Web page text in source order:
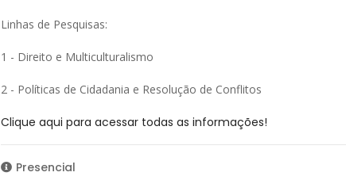
Linhas de Pesquisas:
1 - Direito e Multiculturalismo
2 - Políticas de Cidadania e Resolução de Conflitos
Clique aqui para acessar todas as informações!
Presencial